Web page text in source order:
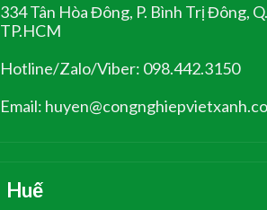
334 Tân Hòa Đông, P. Bình Trị Đông,
TP.HCM
Hotline/Zalo/Viber: 098.442.3150
Email:
Huế